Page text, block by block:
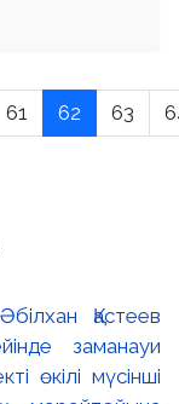
61 62 63